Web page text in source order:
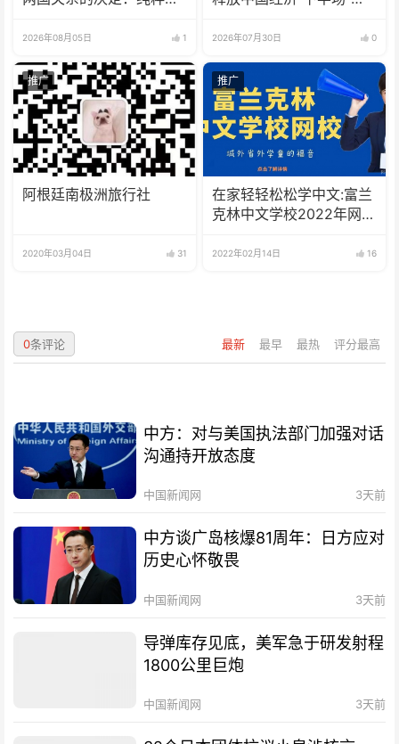
2026年08月05日 1 2026年07月30日 0
推广
阿根廷南极洲旅行社
2020年03月04日 31
推广
在家轻轻松松学中文:富兰
克林中文学校2022年网校
2022年02月14日 16
最新 最早 最热 评分最高
0条评论
中方：对与美国执法部门加强对话
沟通持开放态度
中国新闻网 3天前
中方谈广岛核爆81周年：日方应对
历史心怀敬畏
中国新闻网 3天前
导弹库存见底，美军急于研发射程
1800公里巨炮
中国新闻网 3天前